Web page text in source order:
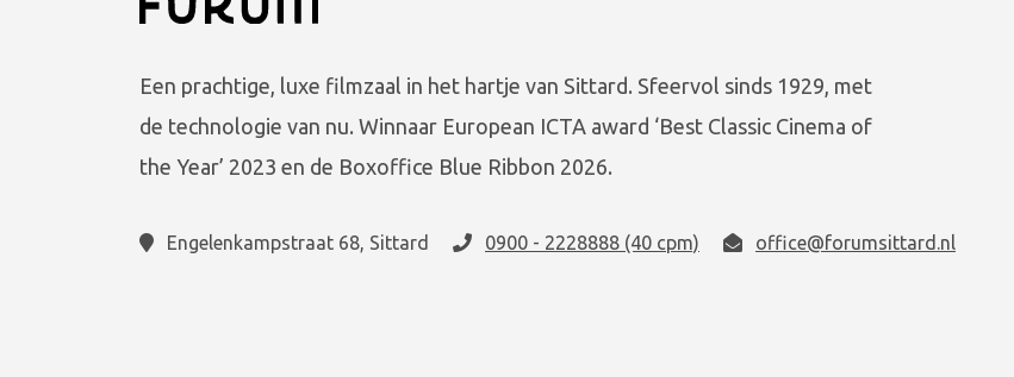
Een prachtige, luxe filmzaal in het hartje van Sittard. Sfeervol sinds 1929, met
de technologie van nu. Winnaar European ICTA award ‘Best Classic Cinema of
the Year’ 2023 en de Boxoffice Blue Ribbon 2026.
Engelenkampstraat 68, Sittard 0900 - 2228888 (40 cpm) office@forumsittard.nl